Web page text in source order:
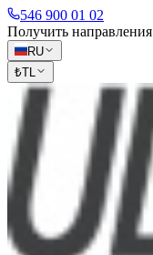
546 900 01 02
Получить направления
RU
₺TL